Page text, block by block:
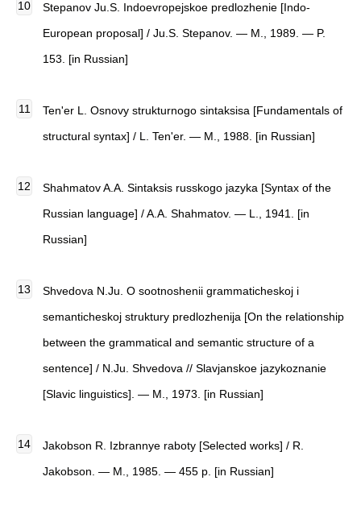
Stepanov Ju.S. Indoevropejskoe predlozhenie [Indo-
European proposal] / Ju.S. Stepanov. — M., 1989. — P.
153. [in Russian]
Ten'er L. Osnovy strukturnogo sintaksisa [Fundamentals of
structural syntax] / L. Ten'er. — M., 1988. [in Russian]
Shahmatov A.A. Sintaksis russkogo jazyka [Syntax of the
Russian language] / A.A. Shahmatov. — L., 1941. [in
Russian]
Shvedova N.Ju. O sootnoshenii grammaticheskoj i
semanticheskoj struktury predlozhenija [On the relationship
between the grammatical and semantic structure of a
sentence] / N.Ju. Shvedova // Slavjanskoe jazykoznanie
[Slavic linguistics]. — M., 1973. [in Russian]
Jakobson R. Izbrannye raboty [Selected works] / R.
Jakobson. — M., 1985. — 455 p. [in Russian]